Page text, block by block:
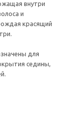
внутри
и
красящий
для
седины,